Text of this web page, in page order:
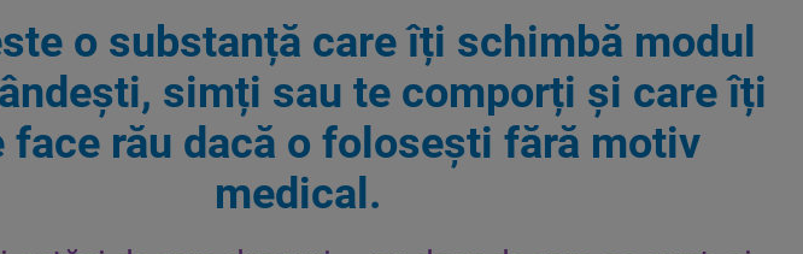
o substanță care îți schimbă modul
simți sau te comporți și care îți
face rău dacă o folosești fără motiv
medical.